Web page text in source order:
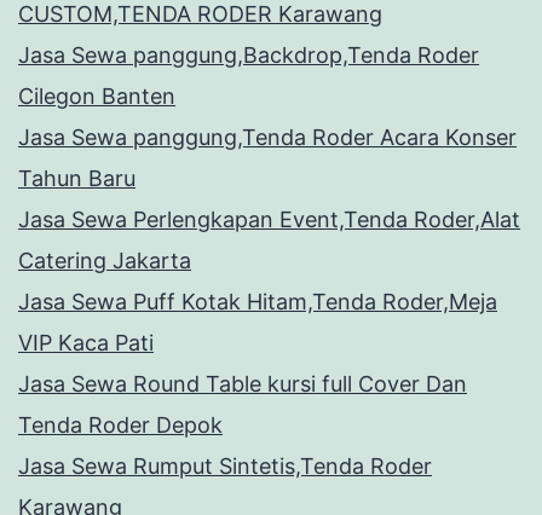
CUSTOM,TENDA RODER Karawang
Jasa Sewa panggung,Backdrop,Tenda Roder
Cilegon Banten
Jasa Sewa panggung,Tenda Roder Acara Konser
Tahun Baru
Jasa Sewa Perlengkapan Event,Tenda Roder,Alat
Catering Jakarta
Jasa Sewa Puff Kotak Hitam,Tenda Roder,Meja
VIP Kaca Pati
Jasa Sewa Round Table kursi full Cover Dan
Tenda Roder Depok
Jasa Sewa Rumput Sintetis,Tenda Roder
Karawang